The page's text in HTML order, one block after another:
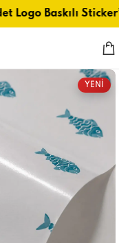
Logo Baskılı
YENİ